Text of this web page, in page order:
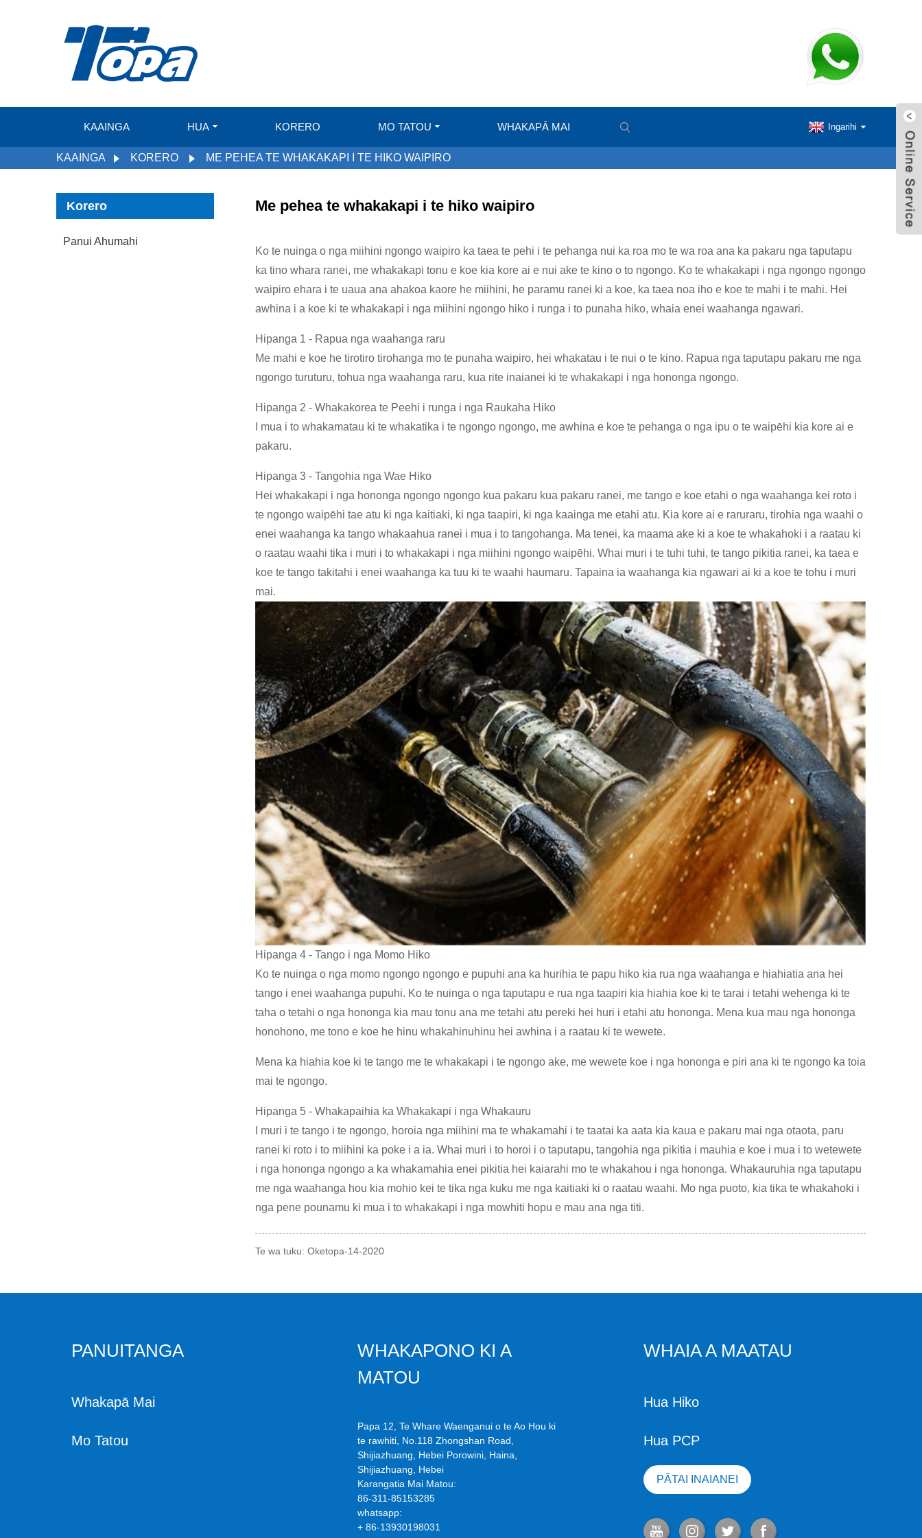
KAAINGA HUA KORERO MO TATOU WHAKAPĀ MAI Ingarihi
KAAINGA KORERO ME PEHEA TE WHAKAKAPI I TE HIKO WAIPIRO
Korero
Panui Ahumahi
Me pehea te whakakapi i te hiko waipiro
Ko te nuinga o nga miihini ngongo waipiro ka taea te pehi i te pehanga nui ka roa mo te wa roa ana ka pakaru nga taputapu
ka tino whara ranei, me whakakapi tonu e koe kia kore ai e nui ake te kino o to ngongo. Ko te whakakapi i nga ngongo ngongo
waipiro ehara i te uaua ana ahakoa kaore he miihini, he paramu ranei ki a koe, ka taea noa iho e koe te mahi i te mahi. Hei
awhina i a koe ki te whakakapi i nga miihini ngongo hiko i runga i to punaha hiko, whaia enei waahanga ngawari.
Hipanga 1 - Rapua nga waahanga raru
Me mahi e koe he tirotiro tirohanga mo te punaha waipiro, hei whakatau i te nui o te kino. Rapua nga taputapu pakaru me nga
ngongo turuturu, tohua nga waahanga raru, kua rite inaianei ki te whakakapi i nga hononga ngongo.
Hipanga 2 - Whakakorea te Peehi i runga i nga Raukaha Hiko
I mua i to whakamatau ki te whakatika i te ngongo ngongo, me awhina e koe te pehanga o nga ipu o te waipēhi kia kore ai e
pakaru.
Hipanga 3 - Tangohia nga Wae Hiko
Hei whakakapi i nga hononga ngongo ngongo kua pakaru kua pakaru ranei, me tango e koe etahi o nga waahanga kei roto i
te ngongo waipēhi tae atu ki nga kaitiaki, ki nga taapiri, ki nga kaainga me etahi atu. Kia kore ai e raruraru, tirohia nga waahi o
enei waahanga ka tango whakaahua ranei i mua i to tangohanga. Ma tenei, ka maama ake ki a koe te whakahoki i a raatau ki
o raatau waahi tika i muri i to whakakapi i nga miihini ngongo waipēhi. Whai muri i te tuhi tuhi, te tango pikitia ranei, ka taea e
koe te tango takitahi i enei waahanga ka tuu ki te waahi haumaru. Tapaina ia waahanga kia ngawari ai ki a koe te tohu i muri
mai.
Hipanga 4 - Tango i nga Momo Hiko
Ko te nuinga o nga momo ngongo ngongo e pupuhi ana ka hurihia te papu hiko kia rua nga waahanga e hiahiatia ana hei
tango i enei waahanga pupuhi. Ko te nuinga o nga taputapu e rua nga taapiri kia hiahia koe ki te tarai i tetahi wehenga ki te
taha o tetahi o nga hononga kia mau tonu ana me tetahi atu pereki hei huri i etahi atu hononga. Mena kua mau nga hononga
honohono, me tono e koe he hinu whakahinuhinu hei awhina i a raatau ki te wewete.
Mena ka hiahia koe ki te tango me te whakakapi i te ngongo ake, me wewete koe i nga hononga e piri ana ki te ngongo ka toia
mai te ngongo.
Hipanga 5 - Whakapaihia ka Whakakapi i nga Whakauru
I muri i te tango i te ngongo, horoia nga miihini ma te whakamahi i te taatai ​​ka aata kia kaua e pakaru mai nga otaota, paru
ranei ki roto i to miihini ka poke i a ia. Whai muri i to horoi i o taputapu, tangohia nga pikitia i mauhia e koe i mua i to wetewete
i nga hononga ngongo a ka whakamahia enei pikitia hei kaiarahi mo te whakahou i nga hononga. Whakauruhia nga taputapu
me nga waahanga hou kia mohio kei te tika nga kuku me nga kaitiaki ki o raatau waahi. Mo nga puoto, kia tika te whakahoki i
nga pene pounamu ki mua i to whakakapi i nga mowhiti hopu e mau ana nga titi.
Te wa tuku: Oketopa-14-2020
PANUITANGA
Whakapā Mai
Mo Tatou
WHAKAPONO KI A
MATOU
Papa 12, Te Whare Waenganui o te Ao Hou ki
te rawhiti, No.118 Zhongshan Road,
Shijiazhuang, Hebei Porowini, Haina,
Shijiazhuang, Hebei
Karangatia Mai Matou:
86-311-85153285
whatsapp:
+ 86-13930198031
WHAIA A MAATAU
Hua Hiko
Hua PCP
PĀTAI INAIANEI